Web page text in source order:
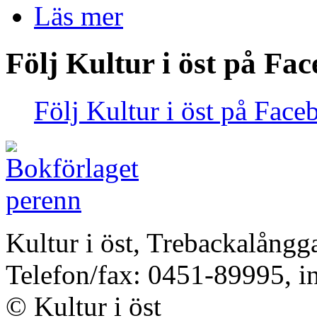
Läs mer
Följ Kultur i öst på
Följ Kultur i öst på
Kultur i öst,
Telefon/fax: 0451-89995,
© Kultur i öst